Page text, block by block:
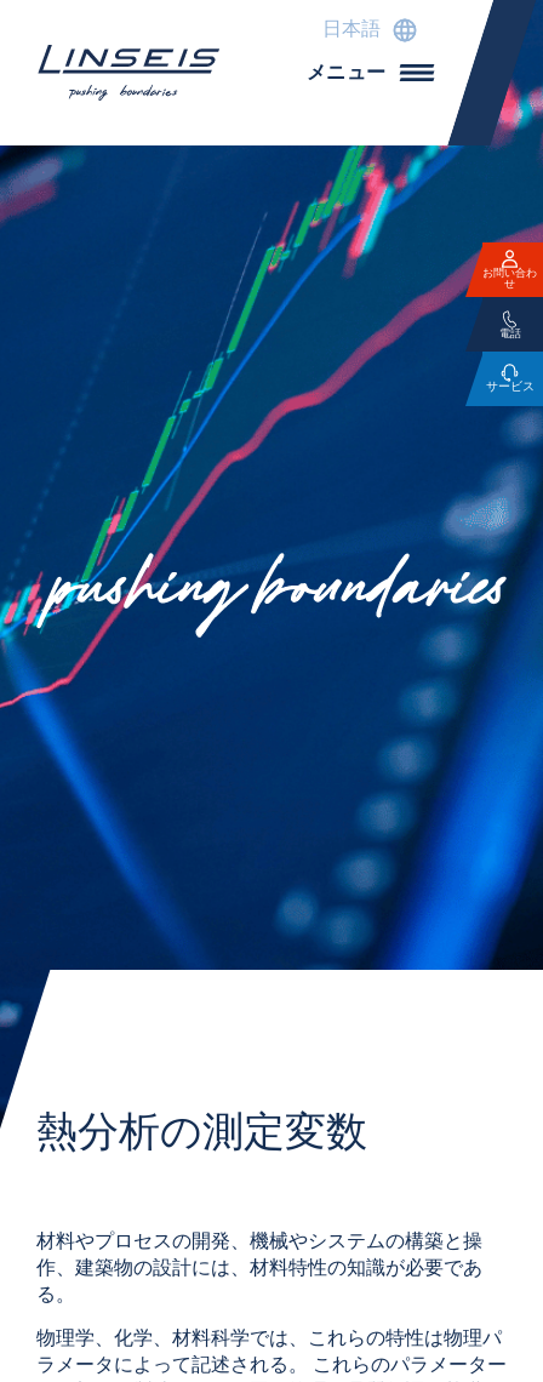
日本語
メニュー
熱分析の測定変数
材料やプロセスの開発、機械やシステムの構築と操
作、建築物の設計には、材料特性の知識が必要であ
る。
物理学、化学、材料科学では、これらの特性は物理パ
ラメータによって記述される。 これらのパラメーター
お問い合わ
せ
電話
サービス